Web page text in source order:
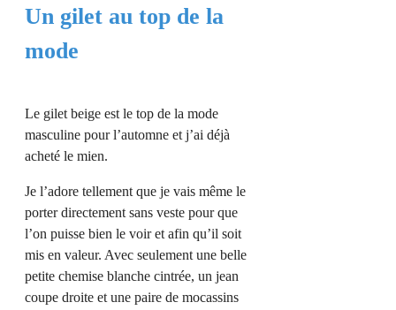
Un gilet au top de la
mode
Le gilet beige est le top de la mode
masculine pour l’automne et j’ai déjà
acheté le mien.
Je l’adore tellement que je vais même le
porter directement sans veste pour que
l’on puisse bien le voir et afin qu’il soit
mis en valeur. Avec seulement une belle
petite chemise blanche cintrée, un jean
coupe droite et une paire de mocassins